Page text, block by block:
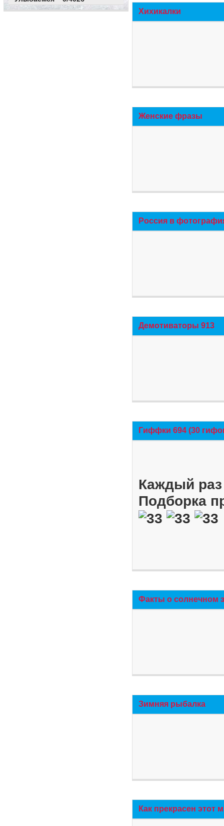
Хихикалки
Женские фразы
Россия в
Демотиваторы 913
Гиффки 694 (30
Каждый
Подборка
Факты о солнечном
Зимняя рыбалка
Как прекрасен этот